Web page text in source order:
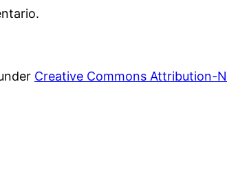
Creative Commons Attribution-